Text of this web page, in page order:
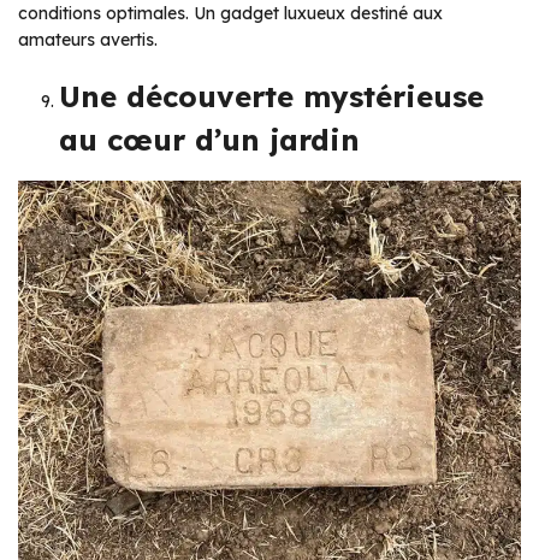
conditions optimales. Un gadget luxueux destiné aux
amateurs avertis.
Une découverte mystérieuse
au cœur d’un jardin